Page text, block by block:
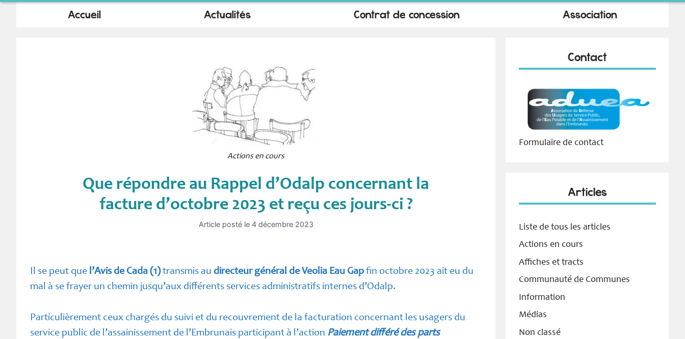
Accueil Actualités Contrat de concession Association
Actions en cours
Que répondre au Rappel d’Odalp concernant la
facture d’octobre 2023 et reçu ces jours-ci ?
Article posté le 4 décembre 2023
Il se peut que l’Avis de Cada (1)transmis au directeur général de Veolia Eau Gapfin octobre 2023 ait eu du
mal à se frayer un chemin jusqu’aux différents services administratifs internes d’Odalp.
Particulièrement ceux chargés du suivi et du recouvrement de la facturation concernant les usagers du
service public de l’assainissement de l’Embrunais participant à l’action Paiement différé des parts
Contact
Formulaire de contact
Articles
Liste de tous les articles
Actions en cours
Affiches et tracts
Communauté de Communes
Information
Médias
Non classé